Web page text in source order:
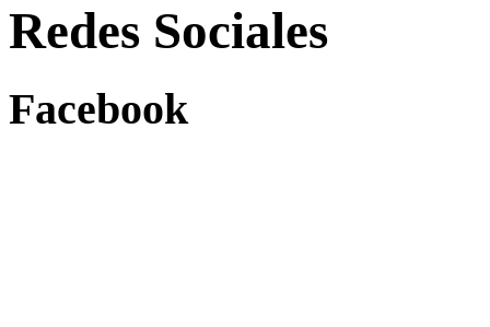
Redes Sociales
Facebook